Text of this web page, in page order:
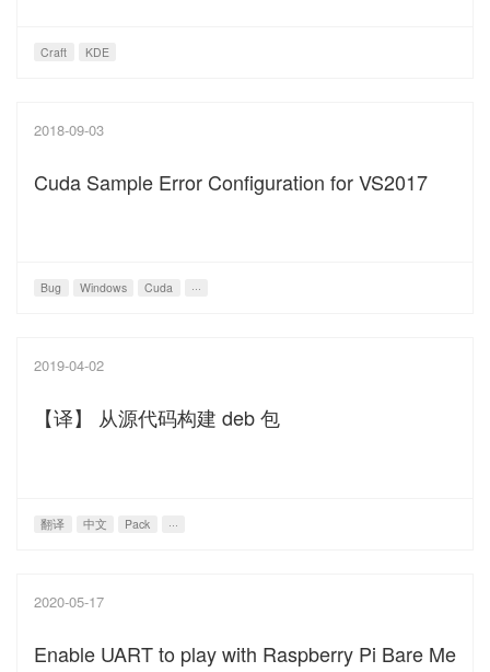
Craft KDE
2018-09-03
Cuda Sample Error Configuration for VS2017
Bug Windows Cuda ···
2019-04-02
【译】 从源代码构建 deb 包
翻译 中文 Pack ···
2020-05-17
Enable UART to play with Raspberry Pi Bare Me